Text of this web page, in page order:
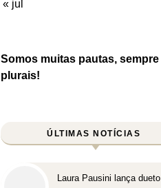
« jul
Somos muitas pautas, sempre
plurais!
ÚLTIMAS NOTÍCIAS
Laura Pausini lança dueto